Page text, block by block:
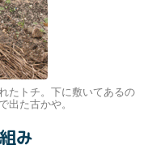
たトチ。下に敷いてあるの
出た古かや。
み